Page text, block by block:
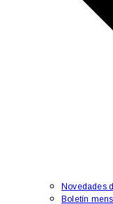
Novedades
Boletín